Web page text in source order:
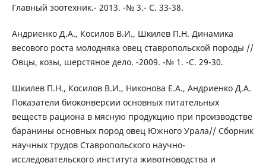
Главный зоотехник.- 2013. -№ 3.- С. 33-38.
Андриенко Д.А., Косилов В.И., Шкилев П.Н. Динамика
весового роста молодняка овец ставропольской породы //
Овцы, козы, шерстяное дело. -2009. -№ 1. -С. 29-30.
Шкилев П.Н., Косилов В.И., Никонова Е.А., Андриенко Д.А.
Показатели биоконверсии основных питательных
веществ рациона в мясную продукцию при производстве
баранины основных пород овец Южного Урала// Сборник
научных трудов Ставропольского научно-
исследовательского института животноводства и